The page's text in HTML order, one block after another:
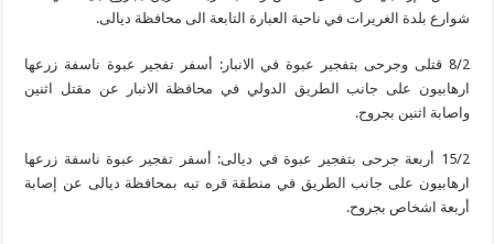
شوارع بلدة الغريرات في ناحية العبارة التابعة الى محافظة ديالى.
8/2 قتلى وجرحى بتفجير عبوة في الانبار: أسفر تفجير عبوة ناسفة زرعها
ارهابيون على جانب الطريق الدولي في محافظة الانبار عن مقتل اثنين
واصابة اثنين بجروح.
15/2 أربعة جرحى بتفجير عبوة في ديالى: أسفر تفجير عبوة ناسفة زرعها
ارهابيون على جانب الطريق في منطقة قره تبه بمحافظة ديالى عن إصابة
أربعة اشخاص بجروح.